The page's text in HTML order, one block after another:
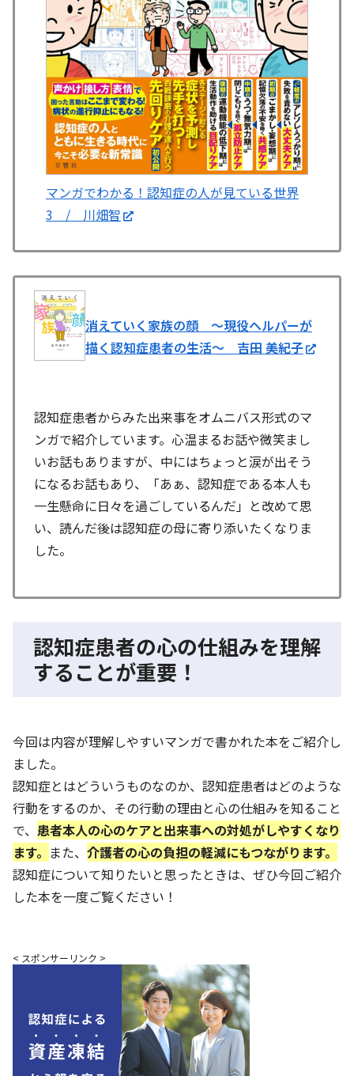
マンガでわかる！認知症の人が見ている世界
3 / 川畑智
消えていく家族の顔 ～現役ヘルパーが
描く認知症患者の生活～ 吉田 美紀子
認知症患者からみた出来事をオムニバス形式のマ
ンガで紹介しています。心温まるお話や微笑まし
いお話もありますが、中にはちょっと涙が出そう
になるお話もあり、「あぁ、認知症である本人も
一生懸命に日々を過ごしているんだ」と改めて思
い、読んだ後は認知症の母に寄り添いたくなりま
した。
認知症患者の心の仕組みを理解
することが重要！
今回は内容が理解しやすいマンガで書かれた本をご紹介し
ました。
認知症とはどういうものなのか、認知症患者はどのような
行動をするのか、その行動の理由と心の仕組みを知ること
で、 患者本人の心のケアと出来事への対処がしやすくなり
ます。 また、 介護者の心の負担の軽減にもつながります。
認知症について知りたいと思ったときは、ぜひ今回ご紹介
した本を一度ご覧ください！
< スポンサーリンク >